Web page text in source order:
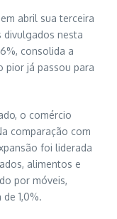
abril sua terceira
divulgados nesta
consolida a
pior já passou para
o comércio
comparação com
foi liderada
alimentos e
por móveis,
1,0%.